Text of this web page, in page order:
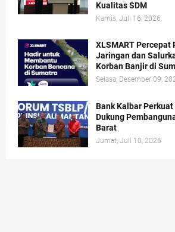
Kualitas SDM
Kamis, Juli 16, 2026
XLSMART Percepat
Jaringan dan
Korban Banjir di
Selasa, Desember 09,
Bank Kalbar
Dukung
Barat
Jumat, Juli 10, 2026